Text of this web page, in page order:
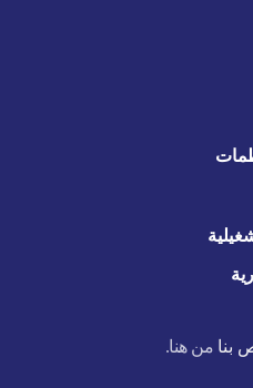
بنا من هنا.